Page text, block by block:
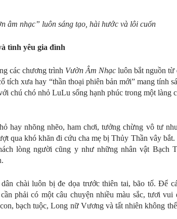
âm nhạc” luôn sáng tạo, hài hước và lôi cuốn
tình yêu gia đình
các chương trình Vườn Âm Nhạc luôn bắt nguồn từ
tích xưa hay “thần thoại phiên bản mới” mang tính
chú chó nhỏ LuLu sống hạnh phúc trong một làng
hay nhõng nhẽo, ham chơi, tưởng chừng vô tư
qua khó khăn đi cứu cha mẹ bị Thủy Thần vây bắt.
lòng người cũng y như những nhân vật Bạch
chài luôn bị đe dọa trước thiên tai, bão tố. Để
phải có một câu chuyện nhiều màu sắc, tươi vui
bạch tuộc, Long nữ Vương và tất nhiên không